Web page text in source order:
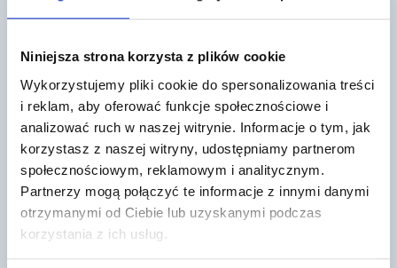
Niniejsza strona korzysta z plików cookie
Wykorzystujemy pliki cookie do spersonalizowania treści
i reklam, aby oferować funkcje społecznościowe i
analizować ruch w naszej witrynie. Informacje o tym, jak
korzystasz z naszej witryny, udostępniamy partnerom
społecznościowym, reklamowym i analitycznym.
Partnerzy mogą połączyć te informacje z innymi danymi
otrzymanymi od Ciebie lub uzyskanymi podczas
korzystania z ich usług.
Fuga Monolit (kolor 52 Sandy Brown)
230,00 zł/ szt
Fuga Monolit produkcji Technika
Tynk silikonowy SILVER TO-TSS
baranek 1,5 baza A